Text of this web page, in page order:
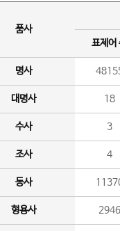
품사
표제어
명사
대명사 18
수사 3
조사 4
동사
형용사 2946